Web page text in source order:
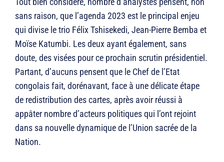
sans raison, que l’agenda 2023 est le principal enjeu
qui divise le trio Félix Tshisekedi, Jean-Pierre Bemba et
Moïse Katumbi. Les deux ayant également, sans
doute, des visées pour ce prochain scrutin présidentiel.
Partant, d’aucuns pensent que le Chef de l’Etat
congolais fait, dorénavant, face à une délicate étape
de redistribution des cartes, après avoir réussi à
appâter nombre d’acteurs politiques qui l’ont rejoint
dans sa nouvelle dynamique de l’Union sacrée de la
Nation.